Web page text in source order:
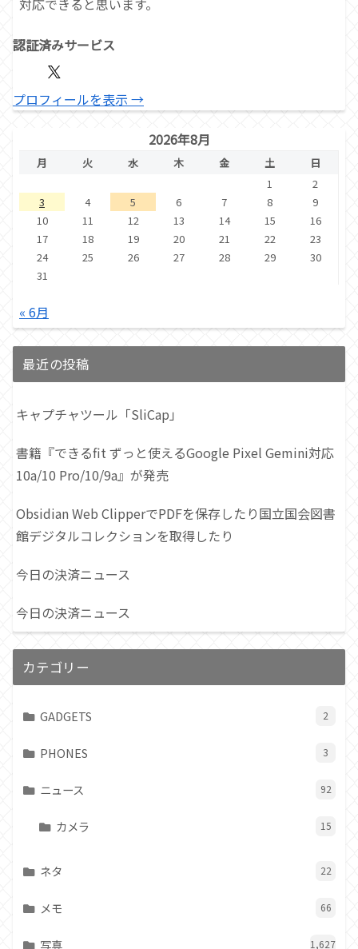
対応できると思います。
認証済みサービス
プロフィールを表示 →
2026年8月
月 火 水 木 金 土
日
1
2
3
4 5 6 7 8
9
10
11 12 13 14 15
16
17
18 19 20 21 22
23
24
25 26 27 28 29
30
31
« 6月
最近の投稿
キャプチャツール「SliCap」
書籍『できるfit ずっと使えるGoogle Pixel Gemini対応
10a/10 Pro/10/9a』が発売
Obsidian Web ClipperでPDFを保存したり国立国会図書
館デジタルコレクションを取得したり
今日の決済ニュース
今日の決済ニュース
カテゴリー
GADGETS 2
PHONES 3
ニュース 92
カメラ 15
ネタ 22
メモ 66
写真 1,627